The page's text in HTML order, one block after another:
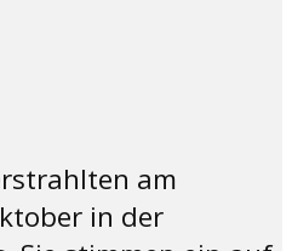
am
in der